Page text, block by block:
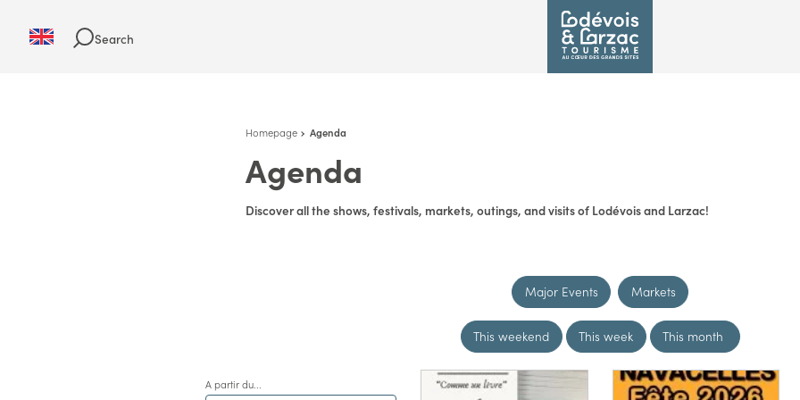
Search
Homepage Agenda
Agenda
Discover all the shows, festivals, markets, outings, and visits of Lodévois and Larzac!
Major Events Markets
This weekend This week This month
A partir du...